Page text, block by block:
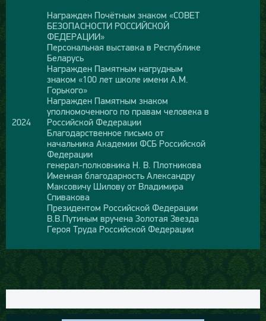
2024
Награжден Почётным знаком «СОВЕТ
БЕЗОПАСНОСТИ РОССИЙСКОЙ
ФЕДЕРАЦИИ»
Персональная выставка в Республике
Беларусь
Награжден Памятным нагрудным
знаком «100 лет школе имени А.М.
Горького»
Награжден Памятным знаком
уполномоченного по правам человека в
Российской Федерации
Благодарственное письмо от
начальника Академии ФСБ Российской
Федерации
генерал-полковника Н. В. Плотникова
Именная благодарность Александру
Максовичу Шилову от Владимира
Спивакова
Президентом Российской Федерации
В.В.Путиным вручена Золотая Звезда
Героя Труда Российской Федерации